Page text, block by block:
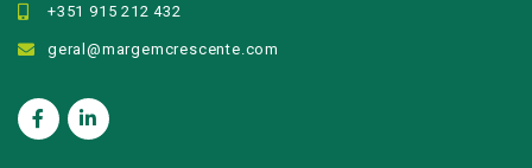
+351 915 212 432
geral@margemcrescente.com